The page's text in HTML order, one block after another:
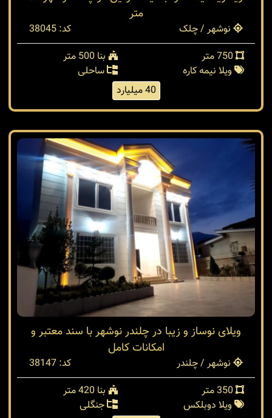
متر
نوشهر / چلک
کد: 38045
بنا 500 متر
ویلا نیمه کاره
ساحلی
40 میلیارد
ویلای نوساز و زیبا در چلندر نوشهر با سند معتبر و
امکانات کامل
نوشهر / چلندر
کد: 38147
بنا 420 متر
ویلا دوبلکس
جنگلی